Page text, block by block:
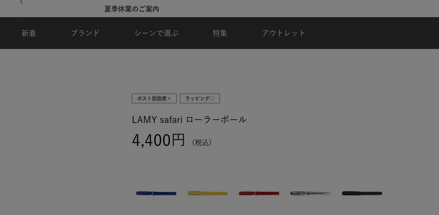
夏季休業のご案内
新着 ブランド シーンで選ぶ 特集 アウトレット
ポスト投函便× ラッピング○
LAMY safari ローラーボール
4,400 税込